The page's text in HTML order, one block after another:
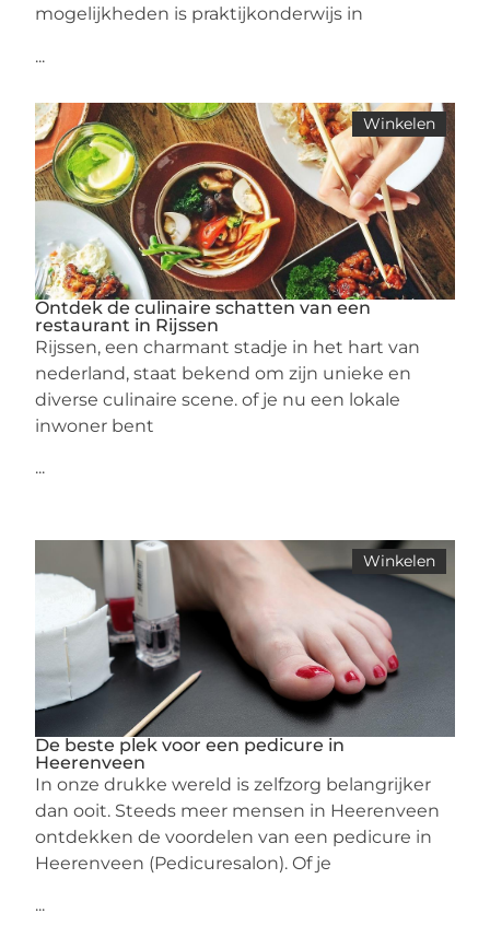
mogelijkheden is praktijkonderwijs in
...
Winkelen
Ontdek de culinaire schatten van een
restaurant in Rijssen
Rijssen, een charmant stadje in het hart van
nederland, staat bekend om zijn unieke en
diverse culinaire scene. of je nu een lokale
inwoner bent
...
Winkelen
De beste plek voor een pedicure in
Heerenveen
In onze drukke wereld is zelfzorg belangrijker
dan ooit. Steeds meer mensen in Heerenveen
ontdekken de voordelen van een pedicure in
Heerenveen (Pedicuresalon). Of je
...